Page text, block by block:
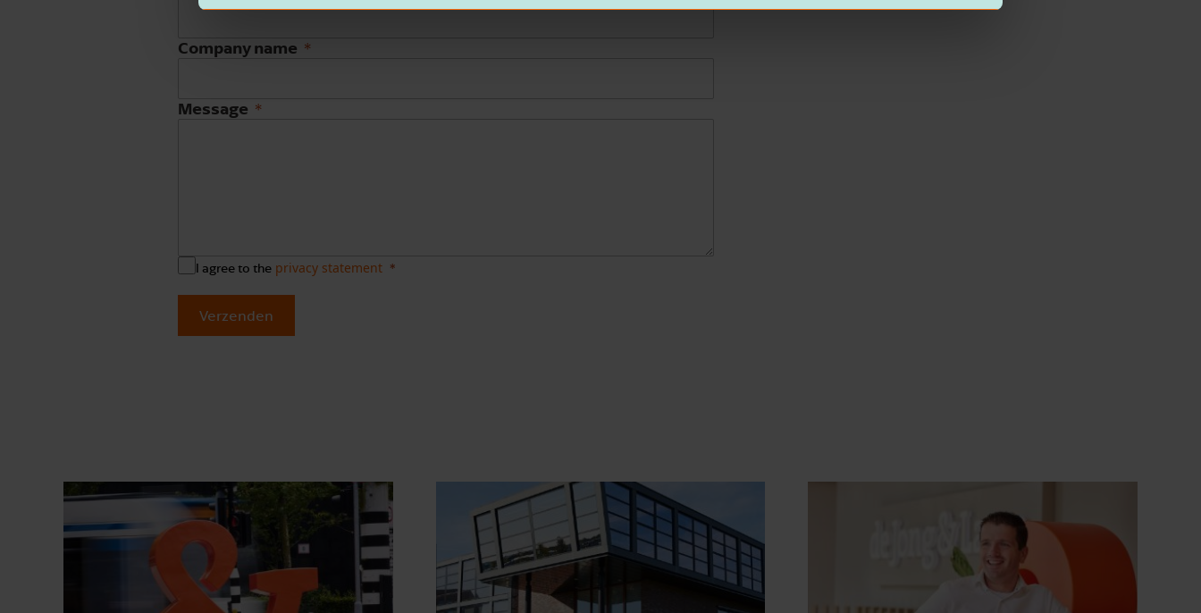
Company name
Message
I agree to the privacy statement
Verzenden